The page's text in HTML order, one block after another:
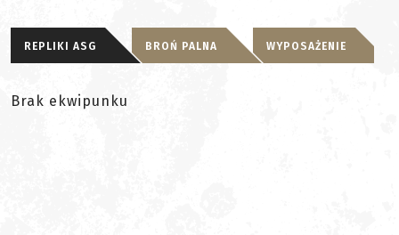
REPLIKI ASG BROŃ PALNA WYPOSAŻENIE
Brak ekwipunku